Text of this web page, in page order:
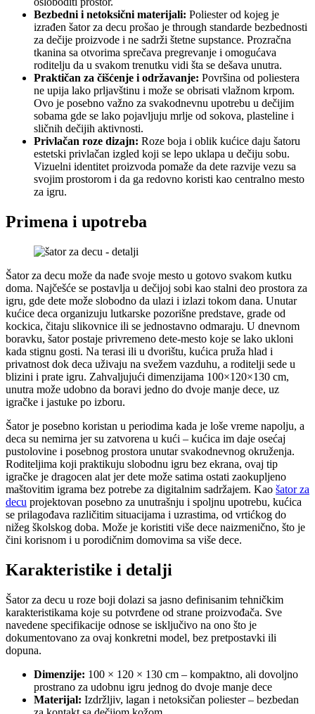
Bezbedni i netoksični materijali: Poliester od kojeg je
izrađen šator za decu prošao je through standarde bezbednosti
za dečije proizvode i ne sadrži štetne supstance. Prozračna
tkanina sa otvorima sprečava pregrevanje i omogućava
roditelju da u svakom trenutku vidi šta se dešava unutra.
Praktičan za čišćenje i održavanje: Površina od poliestera
ne upija lako prljavštinu i može se obrisati vlažnom krpom.
Ovo je posebno važno za svakodnevnu upotrebu u dečijim
sobama gde se lako pojavljuju mrlje od sokova, plasteline i
sličnih dečijih aktivnosti.
Privlačan roze dizajn: Roze boja i oblik kućice daju šatoru
estetski privlačan izgled koji se lepo uklapa u dečiju sobu.
Vizuelni identitet proizvoda pomaže da dete razvije vezu sa
svojim prostorom i da ga redovno koristi kao centralno mesto
za igru.
Primena i upotreba
Šator za decu može da nađe svoje mesto u gotovo svakom kutku
doma. Najčešće se postavlja u dečijoj sobi kao stalni deo prostora za
igru, gde dete može slobodno da ulazi i izlazi tokom dana. Unutar
kućice deca organizuju lutkarske pozorišne predstave, grade od
kockica, čitaju slikovnice ili se jednostavno odmaraju. U dnevnom
boravku, šator postaje privremeno dete-mesto koje se lako ukloni
kada stignu gosti. Na terasi ili u dvorištu, kućica pruža hlad i
privatnost dok deca uživaju na svežem vazduhu, a roditelji sede u
blizini i prate igru. Zahvaljujući dimenzijama 100×120×130 cm,
unutra može udobno da boravi jedno do dvoje manje dece, uz
igračke i jastuke po izboru.
Šator je posebno koristan u periodima kada je loše vreme napolju, a
deca su nemirna jer su zatvorena u kući – kućica im daje osećaj
pustolovine i posebnog prostora unutar svakodnevnog okruženja.
Roditeljima koji praktikuju slobodnu igru bez ekrana, ovaj tip
igračke je dragocen alat jer dete može satima ostati zaokupljeno
maštovitim igrama bez potrebe za digitalnim sadržajem. Kao šator za
decu projektovan posebno za unutrašnju i spoljnu upotrebu, kućica
se prilagođava različitim situacijama i uzrastima, od vrtićkog do
nižeg školskog doba. Može je koristiti više dece naizmenično, što je
čini korisnom i u porodičnim domovima sa više dece.
Karakteristike i detalji
Šator za decu u roze boji dolazi sa jasno definisanim tehničkim
karakteristikama koje su potvrđene od strane proizvođača. Sve
navedene specifikacije odnose se isključivo na ono što je
dokumentovano za ovaj konkretni model, bez pretpostavki ili
dopuna.
Dimenzije: 100 × 120 × 130 cm – kompaktno, ali dovoljno
prostrano za udobnu igru jednog do dvoje manje dece
Materijal: Izdržljiv, lagan i netoksičan poliester – bezbedan